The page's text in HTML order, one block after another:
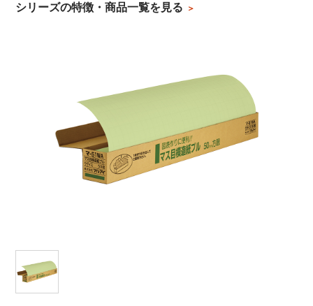
製品情報トップ
シリーズから探す
オンラインショップ
マルアイについて
シリーズの特徴・商品一覧を見る